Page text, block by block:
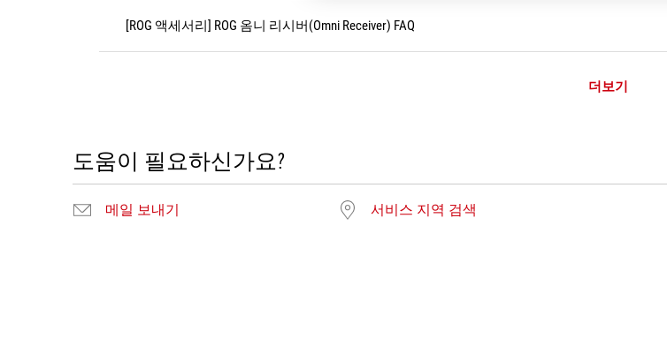
[ROG 액세서리] ROG 옴니 리시버(Omni Receiver) FAQ
더보기
도움이 필요하신가요?
메일 보내기 서비스 지역 검색